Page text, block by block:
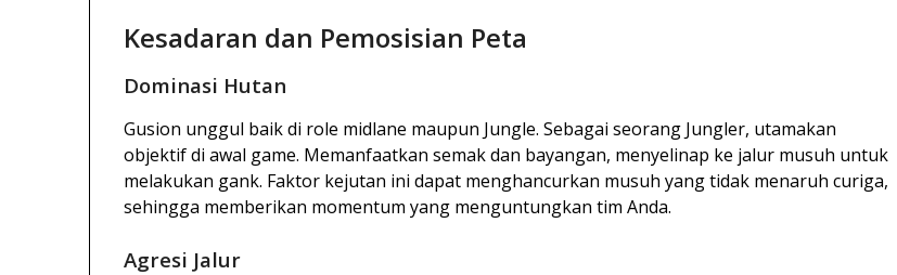
Kesadaran dan Pemosisian Peta
Dominasi Hutan
Gusion unggul baik di role midlane maupun Jungle. Sebagai seorang Jungler, utamakan
objektif di awal game. Memanfaatkan semak dan bayangan, menyelinap ke jalur musuh untuk
melakukan gank. Faktor kejutan ini dapat menghancurkan musuh yang tidak menaruh curiga,
sehingga memberikan momentum yang menguntungkan tim Anda.
Agresi Jalur